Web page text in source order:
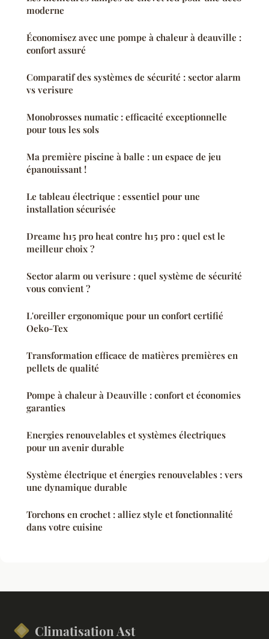
moderne
Économisez avec une pompe à chaleur à deauville :
confort assuré
Comparatif des systèmes de sécurité : sector alarm
vs verisure
Monobrosses numatic : efficacité exceptionnelle
pour tous les sols
Ma première piscine à balle : un espace de jeu
épanouissant !
Le tableau électrique : essentiel pour une
installation sécurisée
Dreame h15 pro heat contre h15 pro : quel est le
meilleur choix ?
Sector alarm ou verisure : quel système de sécurité
vous convient ?
L'oreiller ergonomique pour un confort certifié
Oeko-Tex
Transformation efficace de matières premières en
pellets de qualité
Pompe à chaleur à Deauville : confort et économies
garanties
Energies renouvelables et systèmes électriques
pour un avenir durable
Système électrique et énergies renouvelables : vers
une dynamique durable
Torchons en crochet : alliez style et fonctionnalité
dans votre cuisine
Climatisation Ast